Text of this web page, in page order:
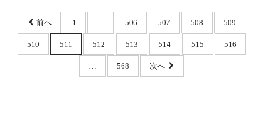
前へ 1 … 506 507 508 509
510 511 512 513 514 515 516
… 568 次へ